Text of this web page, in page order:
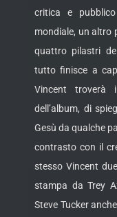
critica e
mondiale, un altro
quattro pilastri
tutto finisce a
Vincent troverà
dell’album, di
Gesù da qualche
contrasto con il
stesso Vincent
stampa da Trey
Steve Tucker